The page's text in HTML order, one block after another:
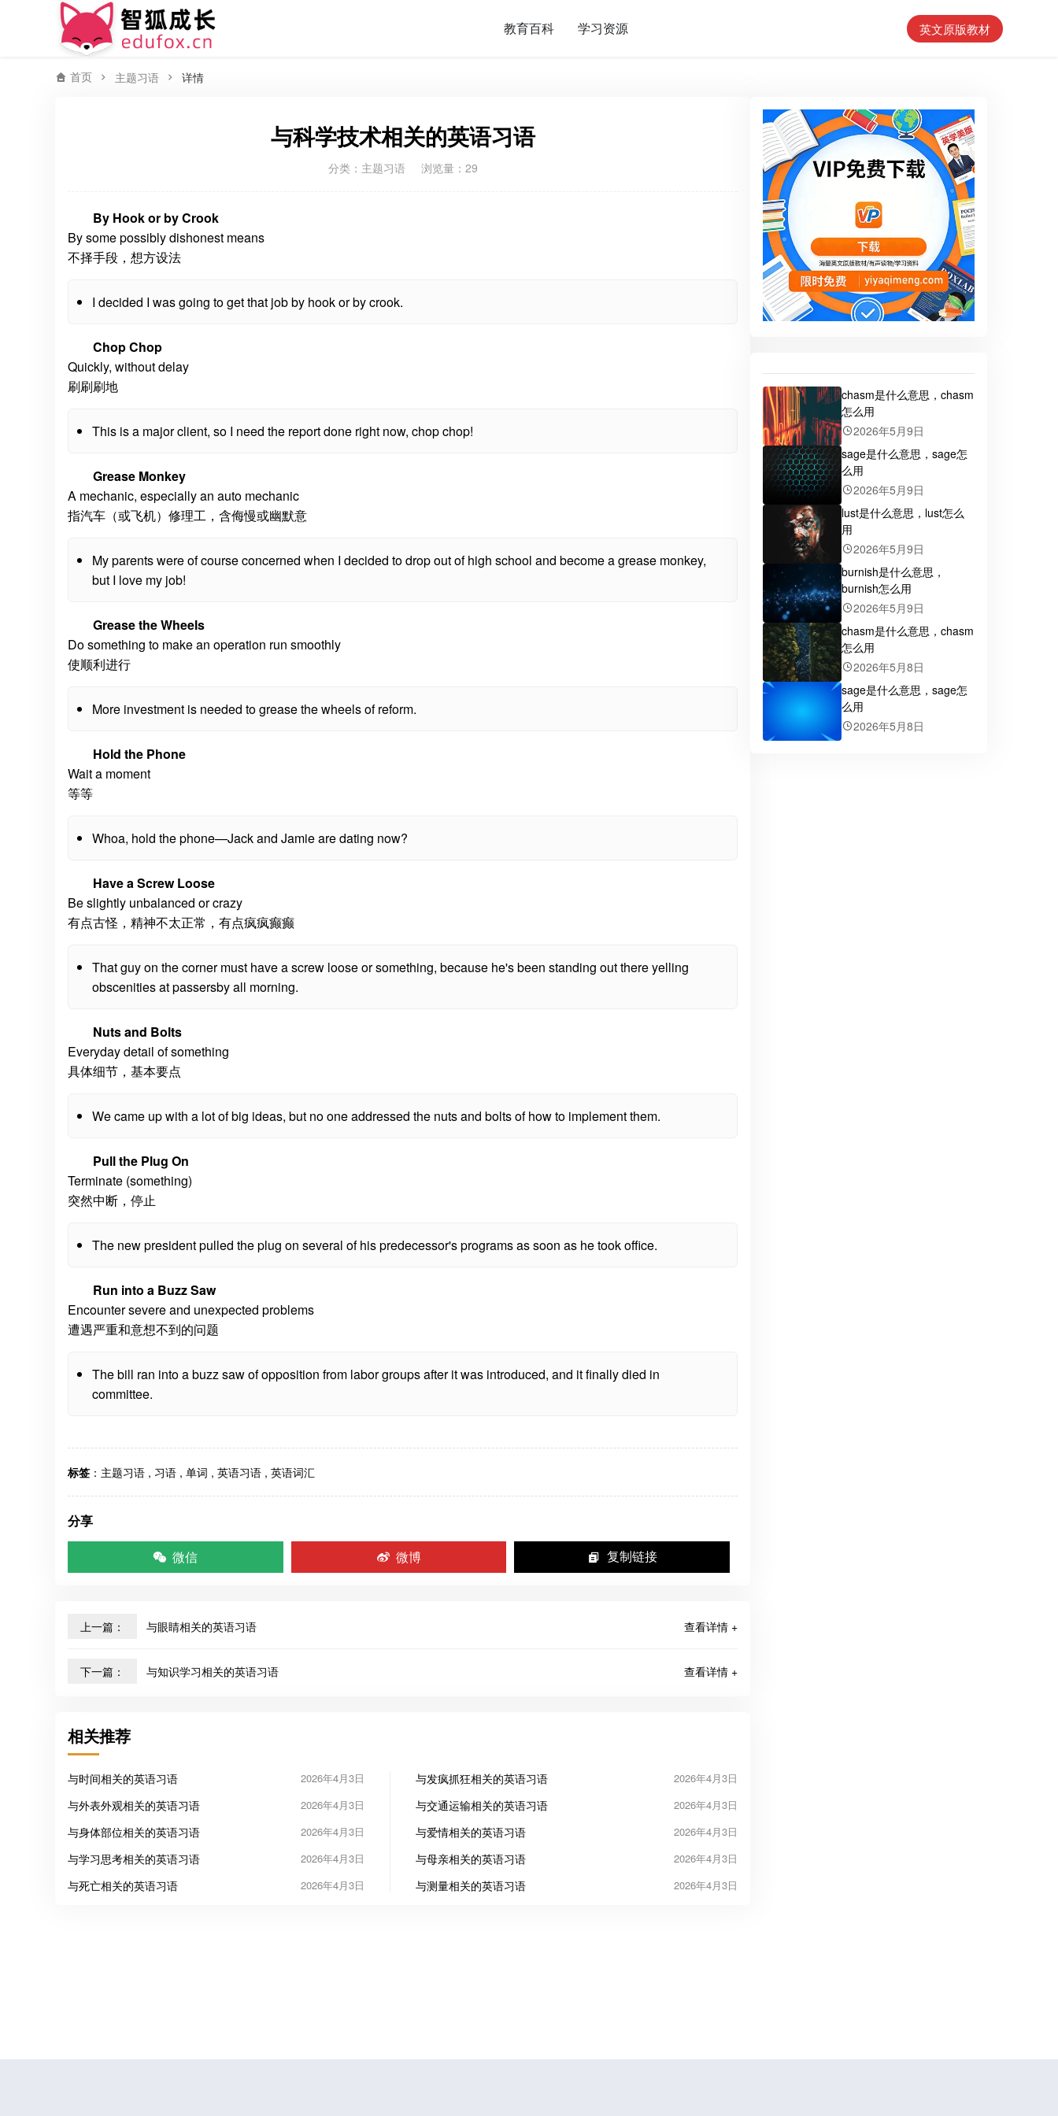
教育百科 学习资源 英文原版教材
首页 主题习语 详情
与科学技术相关的英语习语
分类： 主题习语 浏览量：29
By Hook or by Crook
By some possibly dishonest means
不择手段，想方设法
I decided I was going to get that job by hook or by crook.
Chop Chop
Quickly, without delay
刷刷刷地
This is a major client, so I need the report done right now, chop chop!
Grease Monkey
A mechanic, especially an auto mechanic
指汽车（或飞机）修理工，含侮慢或幽默意
My parents were of course concerned when I decided to drop out of high school and become a grease monkey,
but I love my job!
Grease the Wheels
Do something to make an operation run smoothly
使顺利进行
More investment is needed to grease the wheels of reform.
Hold the Phone
Wait a moment
等等
Whoa, hold the phone—Jack and Jamie are dating now?
Have a Screw Loose
Be slightly unbalanced or crazy
有点古怪，精神不太正常，有点疯疯癫癫
That guy on the corner must have a screw loose or something, because he's been standing out there yelling
obscenities at passersby all morning.
Nuts and Bolts
Everyday detail of something
具体细节，基本要点
We came up with a lot of big ideas, but no one addressed the nuts and bolts of how to implement them.
Pull the Plug On
Terminate (something)
突然中断，停止
The new president pulled the plug on several of his predecessor's programs as soon as he took office.
Run into a Buzz Saw
Encounter severe and unexpected problems
遭遇严重和意想不到的问题
The bill ran into a buzz saw of opposition from labor groups after it was introduced, and it finally died in
committee.
标签 ： 主题习语 , 习语 , 单词 , 英语习语 , 英语词汇
分享
微信
微博 复制链接
上一篇： 查看详情 +
与眼睛相关的英语习语
下一篇： 查看详情 +
与知识学习相关的英语习语
相关推荐
与时间相关的英语习语 2026年4月3日
与外表外观相关的英语习语 2026年4月3日
与身体部位相关的英语习语 2026年4月3日
与学习思考相关的英语习语 2026年4月3日
与死亡相关的英语习语 2026年4月3日
与发疯抓狂相关的英语习语 2026年4月3日
与交通运输相关的英语习语 2026年4月3日
与爱情相关的英语习语 2026年4月3日
与母亲相关的英语习语 2026年4月3日
与测量相关的英语习语 2026年4月3日
chasm是什么意思，chasm
怎么用
2026年5月9日
sage是什么意思，sage怎
么用
2026年5月9日
lust是什么意思，lust怎么
用
2026年5月9日
burnish是什么意思，
burnish怎么用
2026年5月9日
chasm是什么意思，chasm
怎么用
2026年5月8日
sage是什么意思，sage怎
么用
2026年5月8日